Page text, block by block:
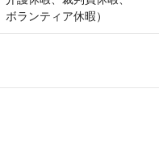
ンティア休暇）